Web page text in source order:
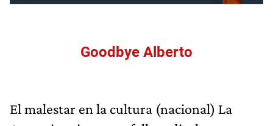
Goodbye Alberto
El malestar en la cultura (nacional) La